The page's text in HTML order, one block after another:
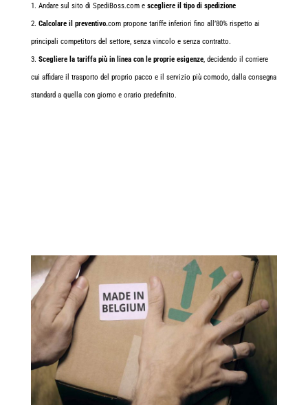
Andare sul sito di SpediBoss.com e scegliere il tipo di spedizione
Calcolare il preventivo.com propone tariffe inferiori fino all’80% rispetto ai
principali competitors del settore, senza vincolo e senza contratto.
Scegliere la tariffa più in linea con le proprie esigenze, decidendo il corriere
cui affidare il trasporto del proprio pacco e il servizio più comodo, dalla consegna
standard a quella con giorno e orario predefinito.